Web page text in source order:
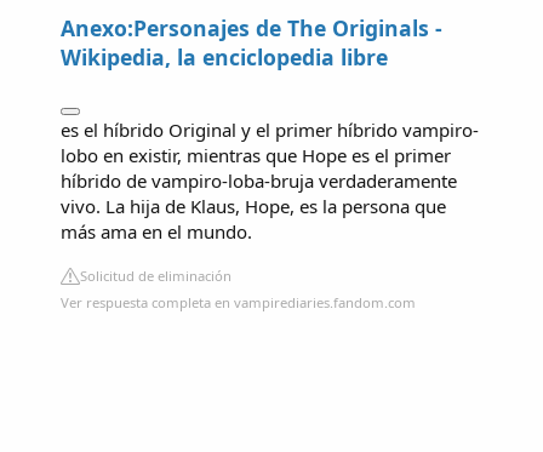
Anexo:Personajes de The Originals -
Wikipedia, la enciclopedia libre
es el híbrido Original y el primer híbrido vampiro-
lobo en existir, mientras que Hope es el primer
híbrido de vampiro-loba-bruja verdaderamente
vivo. La hija de Klaus, Hope, es la persona que
más ama en el mundo.
Solicitud de eliminación
Ver respuesta completa en vampirediaries.fandom.com